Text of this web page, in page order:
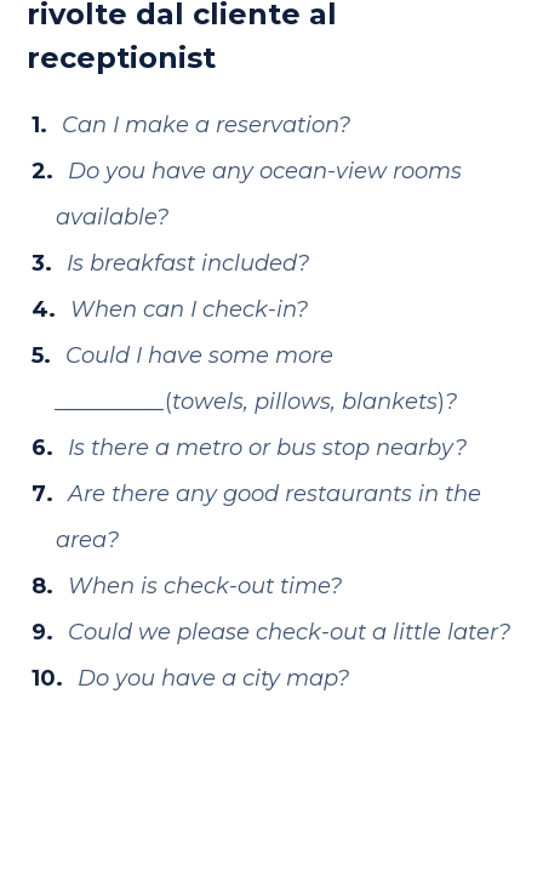
rivolte dal cliente al
receptionist
Can I make a reservation?
Do you have any ocean-view rooms
available?
Is breakfast included?
When can I check-in?
Could I have some more
(towels, pillows, blankets)?
Is there a metro or bus stop nearby?
Are there any good restaurants in the
area?
When is check-out time?
Could we please check-out a little later?
Do you have a city map?